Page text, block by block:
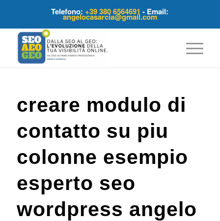
Telefono:+39 380 6564691 - Email:
angelocasarcia@gmail.com
creare modulo di
contatto su piu
colonne esempio
esperto seo
wordpress angelo